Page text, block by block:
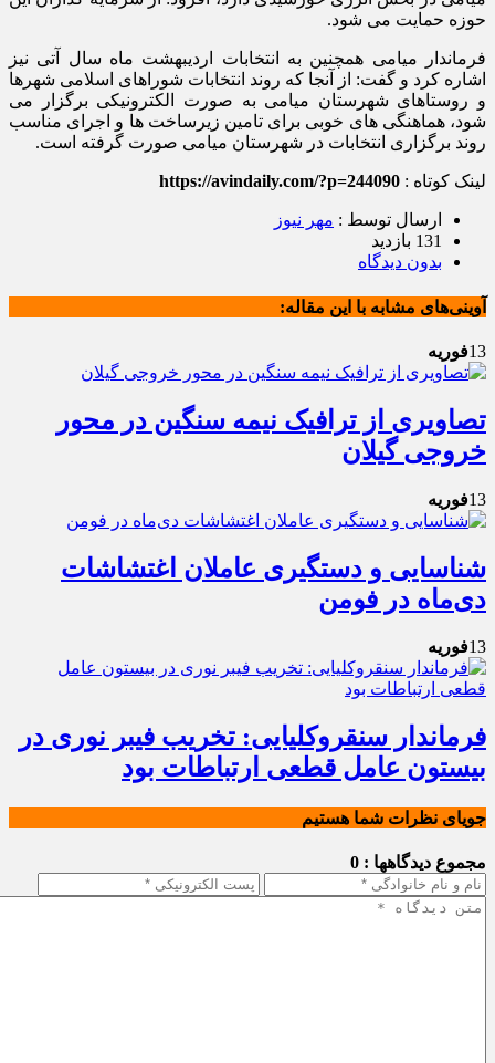
حوزه حمایت می شود.
فرماندار میامی همچنین به انتخابات اردیبهشت ماه سال آتی نیز
اشاره کرد و گفت: از آنجا که روند انتخابات شوراهای اسلامی شهرها
و روستاهای شهرستان میامی به صورت الکترونیکی برگزار می
شود، هماهنگی های خوبی برای تامین زیرساخت ها و اجرای مناسب
روند برگزاری انتخابات در شهرستان میامی صورت گرفته است.
لینک کوتاه : https://avindaily.com/?p=244090
ارسال توسط : مهر نیوز
131 بازدید
بدون دیدگاه
آوینی‌های مشابه با این مقاله:
13فوریه
تصاویری از ترافیک نیمه سنگین در محور
خروجی گیلان
13فوریه
شناسایی و دستگیری عاملان اغتشاشات
دی‌ماه در فومن
13فوریه
فرماندار سنقروکلیایی: تخریب فیبر نوری در
بیستون عامل قطعی ارتباطات بود
جویای نظرات شما هستیم
مجموع دیدگاهها : 0